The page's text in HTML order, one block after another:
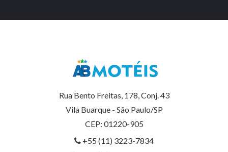
Rua Bento Freitas, 178, Conj. 43
Vila Buarque - São Paulo/SP
CEP: 01220-905
+55 (11) 3223-7834